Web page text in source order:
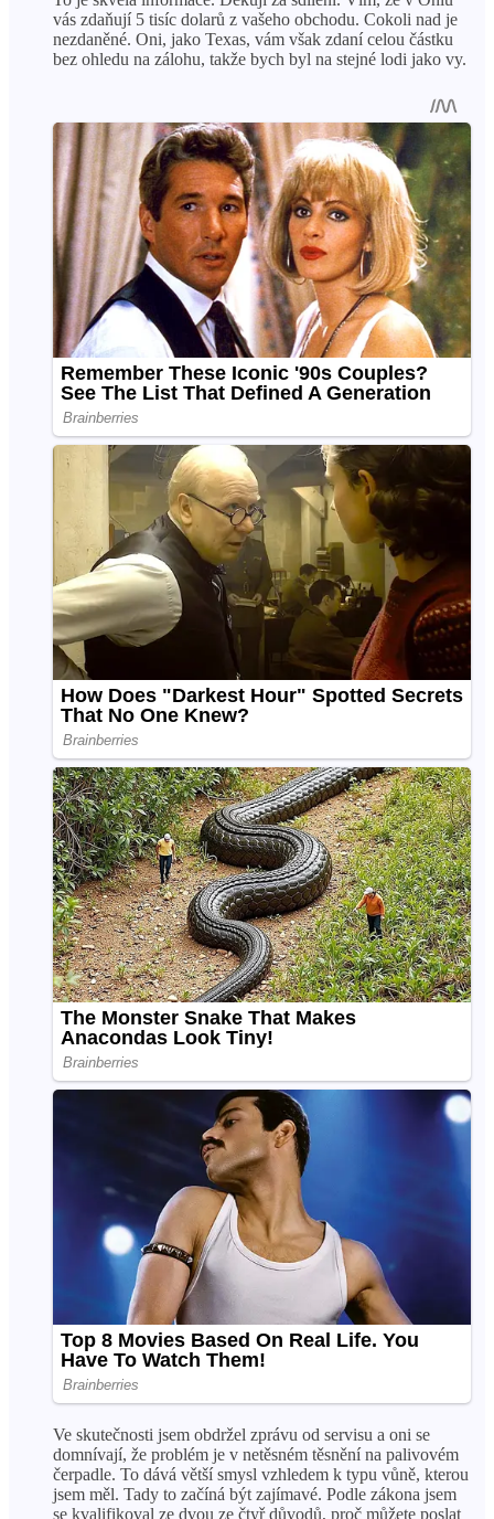
vás zdaňují 5 tisíc dolarů z vašeho obchodu. Cokoli nad je
nezdaněné. Oni, jako Texas, vám však zdaní celou částku
bez ohledu na zálohu, takže bych byl na stejné lodi jako vy.
Ve skutečnosti jsem obdržel zprávu od servisu a oni se
domnívají, že problém je v netěsném těsnění na palivovém
čerpadle. To dává větší smysl vzhledem k typu vůně, kterou
jsem měl. Tady to začíná být zajímavé. Podle zákona jsem
se kvalifikoval ze dvou ze čtyř důvodů, proč můžete poslat